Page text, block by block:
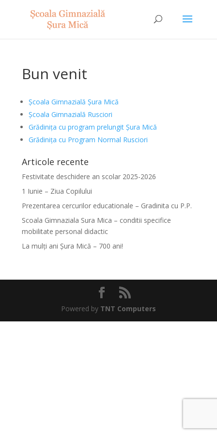
Bun venit
Școala Gimnazială Șura Mică
Școala Gimnazială Rusciori
Grădinița cu program prelungit Șura Mică
Grădinița cu Program Normal Rusciori
Articole recente
Festivitate deschidere an scolar 2025-2026
1 Iunie – Ziua Copilului
Prezentarea cercurilor educationale – Gradinita cu P.P.
Scoala Gimnaziala Sura Mica – conditii specifice
mobilitate personal didactic
La mulți ani Șura Mică – 700 ani!
Powered by TNT Computers